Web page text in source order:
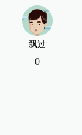
飘过
0